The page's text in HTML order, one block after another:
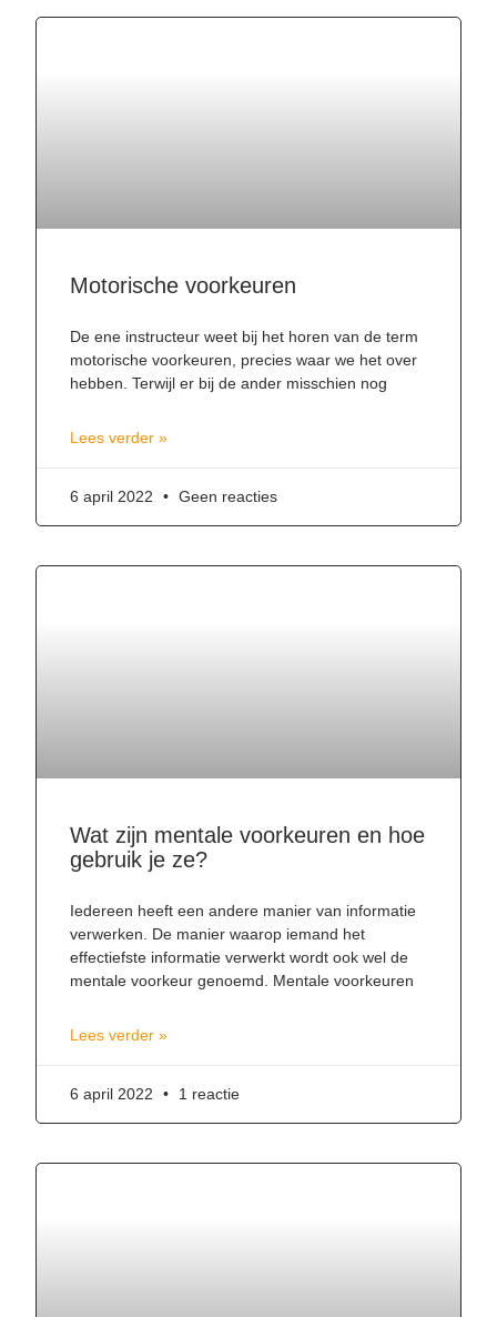
Motorische voorkeuren
De ene instructeur weet bij het horen van de term
motorische voorkeuren, precies waar we het over
hebben. Terwijl er bij de ander misschien nog
Lees verder »
6 april 2022 Geen reacties
Wat zijn mentale voorkeuren en hoe
gebruik je ze?
Iedereen heeft een andere manier van informatie
verwerken. De manier waarop iemand het
effectiefste informatie verwerkt wordt ook wel de
mentale voorkeur genoemd. Mentale voorkeuren
Lees verder »
6 april 2022 1 reactie